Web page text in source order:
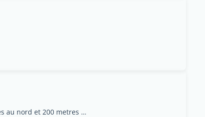
De lHotel Marriott, 700 metres a louest, 200 metres au nord et 200 metres a lest. La Ribera de Belen